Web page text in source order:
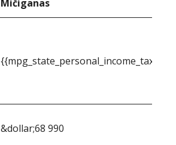
Mičiganas
&dollar;68 990